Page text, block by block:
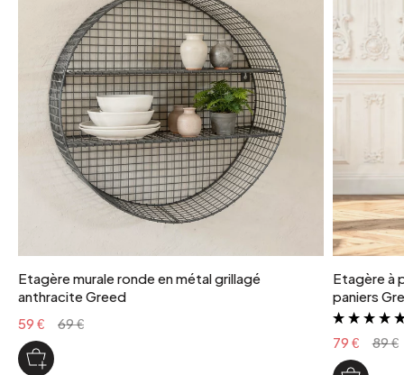
Etagère murale ronde en métal grillagé
anthracite Greed
59 €
69 €
Etagère à
paniers
79 € 89 €